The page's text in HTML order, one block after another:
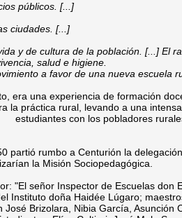
públicos. [...]
ciudades. [...]
y de cultura de la población. [...] El
salud e higiene.
a favor de una nueva escuela
era una experiencia de formación
la práctica rural, levando a una
estudiantes con los pobladores
partió rumbo a Centurión la
la Misión Sociopedagógica.
"El señor Inspector de Escuelas don
Instituto doña Haidée Lúgaro;
José Brizolara, Nibia García, Asunción